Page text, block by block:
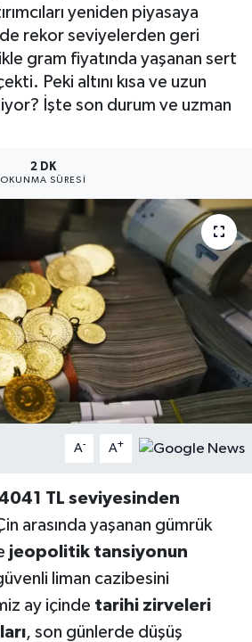
yeniden piyasaya
rekor seviyelerden geri
gram fiyatında yaşanan sert
Peki altını kısa ve uzun
İşte son durum ve uzman
2 DK
OKUNMA SÜRESI
A- A+
TL seviyesinden
arasında yaşanan gümrük
jeopolitik tansiyonun
liman cazibesini
ay içinde tarihi zirveleri
, son günlerde düşüş